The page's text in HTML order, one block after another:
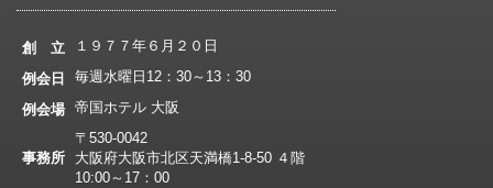
創 立
１９７７年６月２０日
例会日
毎週水曜日12：30～13：30
例会場 帝国ホテル 大阪
事務所
〒530-0042
大阪府大阪市北区天満橋1-8-50 ４階
10:00～17：00